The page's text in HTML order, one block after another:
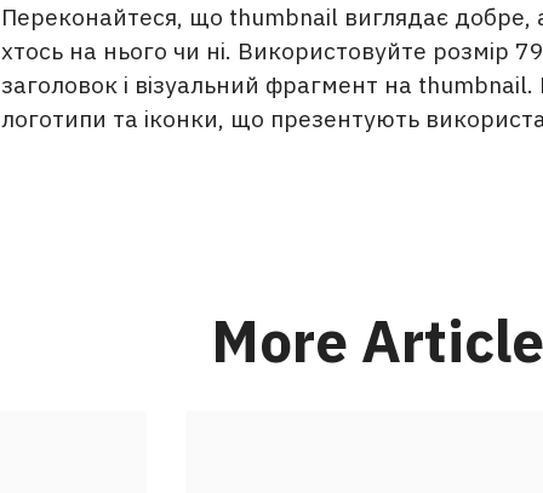
Переконайтеся, що thumbnail виглядає добре,
хтось на нього чи ні. Використовуйте розмір
заголовок і візуальний фрагмент на
логотипи та іконки, що презентують
More